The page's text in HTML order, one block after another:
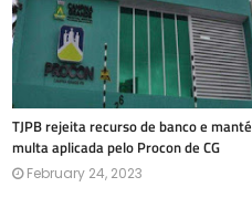
TJPB rejeita recurso de banco e
multa aplicada pelo Procon de CG
February 24, 2023